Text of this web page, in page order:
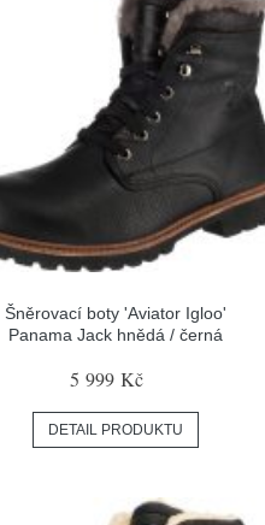
Šněrovací boty 'Aviator Igloo'
Panama Jack hnědá / černá
5 999 Kč
DETAIL PRODUKTU